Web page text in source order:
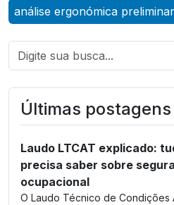
análise ergonómica
Últimas postagens
Laudo LTCAT explicado:
precisa saber sobre
ocupacional
O Laudo Técnico de Condições